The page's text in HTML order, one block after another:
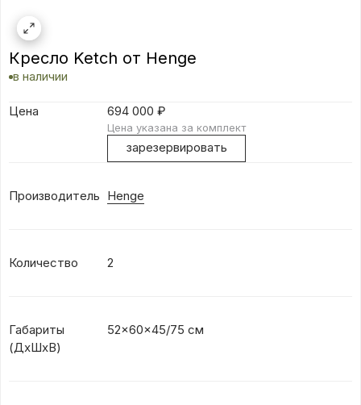
Кресло Ketch от Henge
в наличии
Цена 694 000 ₽
Цена указана за комплект
зарезервировать
Производитель Henge
Количество 2
Габариты
(ДхШхВ)
52x60x45/75 см